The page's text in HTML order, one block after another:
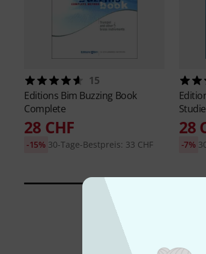
15
Editions Bim Buzzing Book
Complete
28 CHF
30-Tage-Bestpreis: 33 CHF
-15%
28
-7%